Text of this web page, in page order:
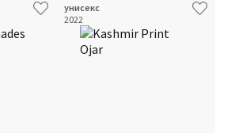
унисекс
2022